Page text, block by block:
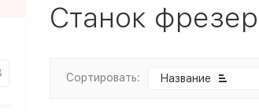
Станок
Сортировать: Название